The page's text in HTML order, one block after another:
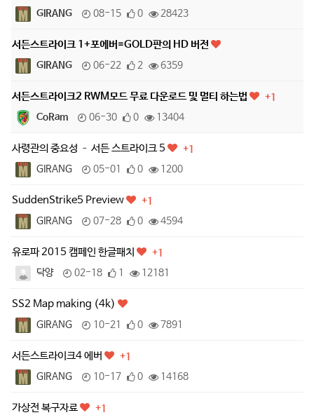
GIRANG
08-15 0 28423
서든스트라이크 1+포에버=GOLD판의 HD 버전
GIRANG 06-22 2 6359
서든스트라이크2 RWM모드 무료 다운로드 및 멀티 하는법
+1
CoRam
06-30 0 13404
사령관의 중요성 – 서든 스트라이크 5
+1
GIRANG
05-01 0 1200
SuddenStrike5 Preview
+1
GIRANG
07-28 0 4594
유로파 2015 캠페인 한글패치
+1
닥양
02-18 1 12181
SS2 Map making (4k)
GIRANG 10-21 0 7891
서든스트라이크4 에버
+1
GIRANG
10-17 0 14168
가상전 복구자료
+1